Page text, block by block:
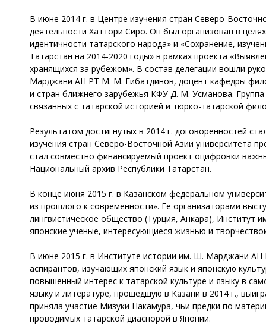
В июне 2014 г. в Центре изучения стран Северо-
деятельности Хаттори Сиро. Он был организован в
идентичности татарского народа» и «Сохранение,
Татарстан на 2014-2020 годы» в рамках проекта
хранящихся за рубежом». В состав делегации вошли
Марджани АН РТ М. М. Гибатдинов, доцент кафедры
и стран ближнего зарубежья КФУ Д. М. Усманова.
связанных с татарской историей и тюрко-татарской
Результатом достигнутых в 2014 г. договоренностей
изучения стран Северо-Восточной Азии университета
стал совместно финансируемый проект оцифровки
Национальный архив Республики Татарстан.
В конце июня 2015 г. в Казанском федеральном
из прошлого к современности». Ее организаторами
лингвистическое общество (Турция, Анкара), Институт
японские ученые, интересующиеся жизнью и
В июне 2015 г. в Институте истории им. Ш. Марджани АН
аспирантов, изучающих японский язык и японскую
повышенный интерес к татарской культуре и языку в
языку и литературе, прошедшую в Казани в 2014 г.,
приняла участие Мизуки Накамура, чьи предки по
проводимых татарской диаспорой в Японии.